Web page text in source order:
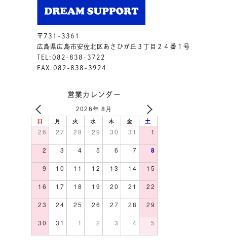
〒731-3361
広島県広島市安佐北区あさひが丘３丁目２４番１号
TEL:082-838-3722
FAX:082-838-3924
営業カレンダー
2026年 8月
日 月 火 水 木 金 土
26 27 28 29 30 31 1
2 3 4 5 6 7 8
9 10 11 12 13 14 15
16 17 18 19 20 21 22
23 24 25 26 27 28 29
30 31 1 2 3 4 5